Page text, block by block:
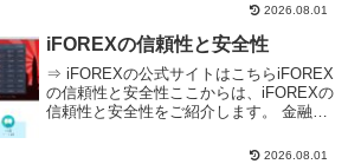
2026.08.01
iFOREXの信頼性と安全性
⇒ iFOREXの公式サイトはこちらiFOREX
の信頼性と安全性ここからは、iFOREXの
信頼性と安全性をご紹介します。 金融ラ
託保全なし 日本の金融庁から警告を受け
2026.08.01